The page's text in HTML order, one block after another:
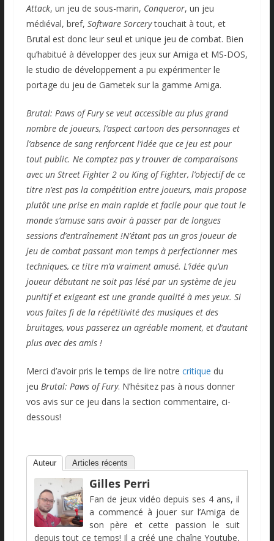
Attack, un jeu de sous-marin, Conqueror, un jeu
médiéval, bref, Software Sorcerytouchait à tout, et
Brutal est donc leur seul et unique jeu de combat. Bien
qu’habitué à développer des jeux sur Amiga et MS-DOS,
le studio de développement a pu expérimenter le
portage du jeu de Gametek sur la gamme Amiga.
Brutal: Paws of Furyse veut accessible au plus grand
nombre de joueurs, l’aspect cartoon des personnages et
l’absence de sang renforcent l’idée que ce jeu est pour
tout public. Ne comptez pas y trouver de comparaisons
avec un Street Fighter 2 ou King of Fighter, l’objectif de ce
titre n’est pas la compétition entre joueurs, mais propose
plutôt une prise en main rapide et facile pour que tout le
monde s’amuse sans avoir à passer par de longues
sessions d’entraînement !N’étant pas un gros joueur de
jeu de combat passant mon temps à perfectionner mes
techniques, ce titre m’a vraiment amusé. L’idée qu’un
joueur débutant ne soit pas lésé par un système de jeu
punitif et exigeant est une grande qualité à mes yeux. Si
vous faites fi de la répétitivité des musiques et des
bruitages, vous passerez un agréable moment, et d’autant
plus avec des amis !
Merci d’avoir pris le temps de lire notre critique du
jeu Brutal: Paws of Fury. N’hésitez pas à nous donner
vos avis sur ce jeu dans la section commentaire, ci-
dessous!
Auteur Articles récents
Gilles Perri
Fan de jeux vidéo depuis ses 4 ans, il
a commencé à jouer sur l’Amiga de
son père et cette passion le suit
depuis tout ce temps! Il a créé une chaîne Youtube,